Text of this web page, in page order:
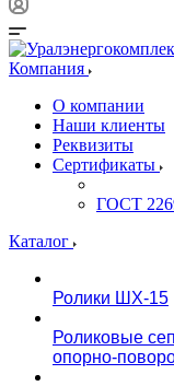
Компания
О компании
Наши клиенты
Реквизиты
Сертификаты
ГОСТ
Каталог
Ролики ШХ-15
Роликовые
опорно-